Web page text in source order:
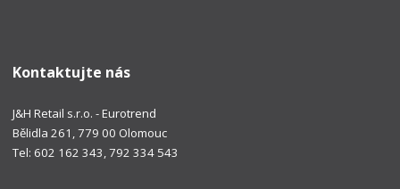
Kontaktujte nás
J&H Retail s.r.o. - Eurotrend
Bělidla 261, 779 00 Olomouc
Tel: 602 162 343, 792 334 543